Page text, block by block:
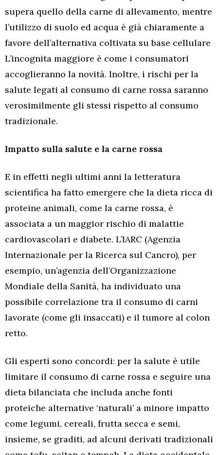
supera quello della carne di allevamento, mentre
l’utilizzo di suolo ed acqua è già chiaramente a
favore dell’alternativa coltivata su base cellulare
L’incognita maggiore è come i consumatori
accoglieranno la novità. Inoltre, i rischi per la
salute legati al consumo di carne rossa saranno
verosimilmente gli stessi rispetto al consumo
tradizionale.
Impatto sulla salute e la carne rossa
E in effetti negli ultimi anni la letteratura
scientifica ha fatto emergere che la dieta ricca di
proteine animali, come la carne rossa, è
associata a un maggior rischio di malattie
cardiovascolari e diabete. L’IARC (Agenzia
Internazionale per la Ricerca sul Cancro), per
esempio, un’agenzia dell’Organizzazione
Mondiale della Sanità, ha individuato una
possibile correlazione tra il consumo di carni
lavorate (come gli insaccati) e il tumore al colon
retto.
Gli esperti sono concordi: per la salute è utile
limitare il consumo di carne rossa e seguire una
dieta bilanciata che includa anche fonti
proteiche alternative ‘naturali’ a minore impatto
come legumi, cereali, frutta secca e semi,
insieme, se graditi, ad alcuni derivati tradizionali